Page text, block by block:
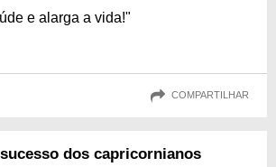
e alarga a vida!"
COMPARTILHAR
dos capricornianos